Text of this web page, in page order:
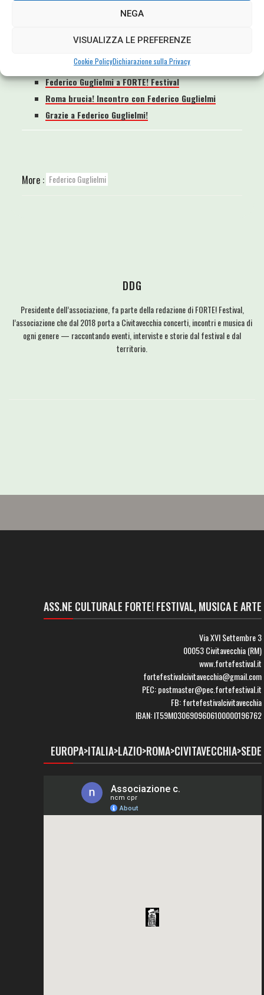
NEGA
VISUALIZZA LE PREFERENZE
Cookie PolicyDichiarazione sulla Privacy
Related Posts
Federico Guglielmi a FORTE! Festival
Roma brucia! Incontro con Federico Guglielmi
Grazie a Federico Guglielmi!
More : Federico Guglielmi
DDG
Presidente dell’associazione, fa parte della redazione di FORTE! Festival,
l’associazione che dal 2018 porta a Civitavecchia concerti, incontri e musica di
ogni genere — raccontando eventi, interviste e storie dal festival e dal
territorio.
ASS.NE CULTURALE FORTE! FESTIVAL, MUSICA E ARTE
Via XVI Settembre 3
00053 Civitavecchia (RM)
www.fortefestival.it
fortefestivalcivitavecchia@gmail.com
PEC: postmaster@pec.fortefestival.it
FB: fortefestivalcivitavecchia
IBAN: IT59M0306909606100000196762
EUROPA>ITALIA>LAZIO>ROMA>CIVITAVECCHIA>SEDE